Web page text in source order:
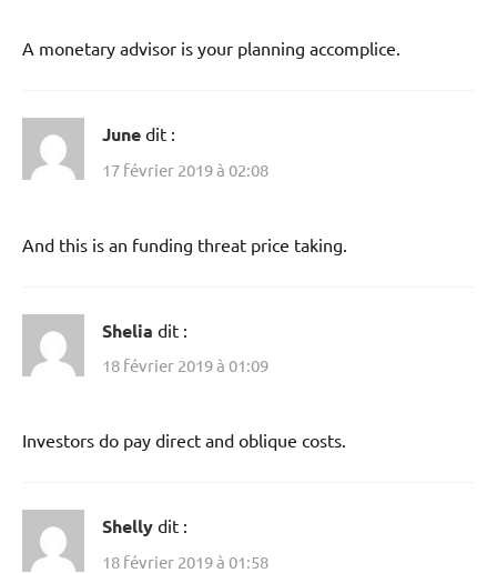
A monetary advisor is your planning accomplice.
June dit :
17 février 2019 à 02:08
And this is an funding threat price taking.
Shelia dit :
18 février 2019 à 01:09
Investors do pay direct and oblique costs.
Shelly dit :
18 février 2019 à 01:58